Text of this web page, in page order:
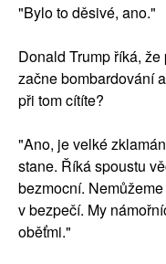
"Bylo to děsivé, ano."
Donald Trump říká,
začne bombardování
při tom cítíte?
"Ano, je velké
stane. Říká spoustu
bezmocní.
v bezpečí. My
oběťmi."